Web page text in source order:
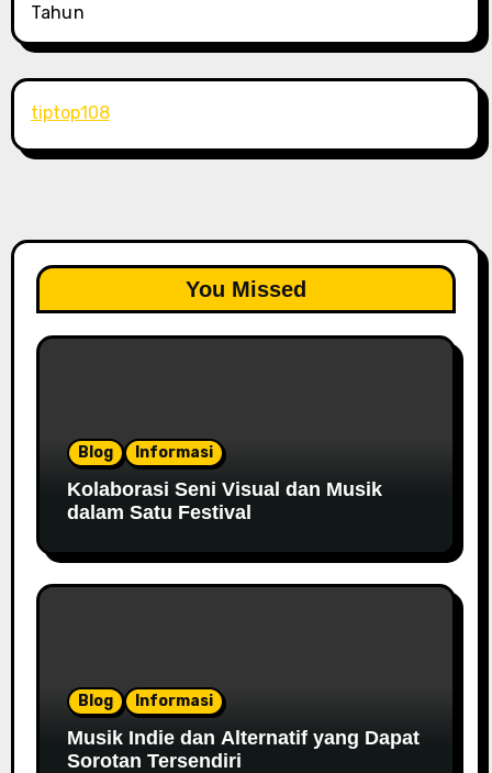
Tahun
tiptop108
You Missed
Blog Informasi
Kolaborasi Seni Visual dan Musik
dalam Satu Festival
Blog Informasi
Musik Indie dan Alternatif yang Dapat
Sorotan Tersendiri